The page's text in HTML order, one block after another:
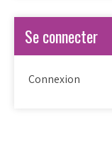
Se connecter
Connexion